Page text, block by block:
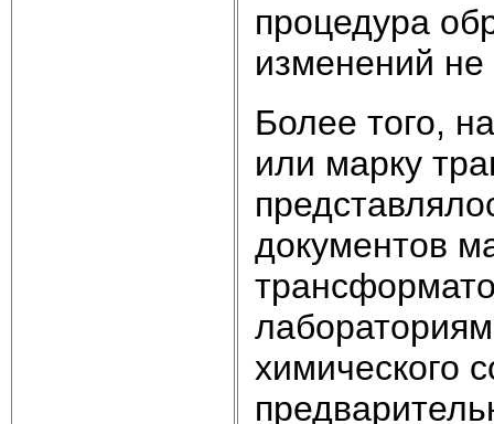
процедура
изменений не
Более того,
или марку
документов
химического